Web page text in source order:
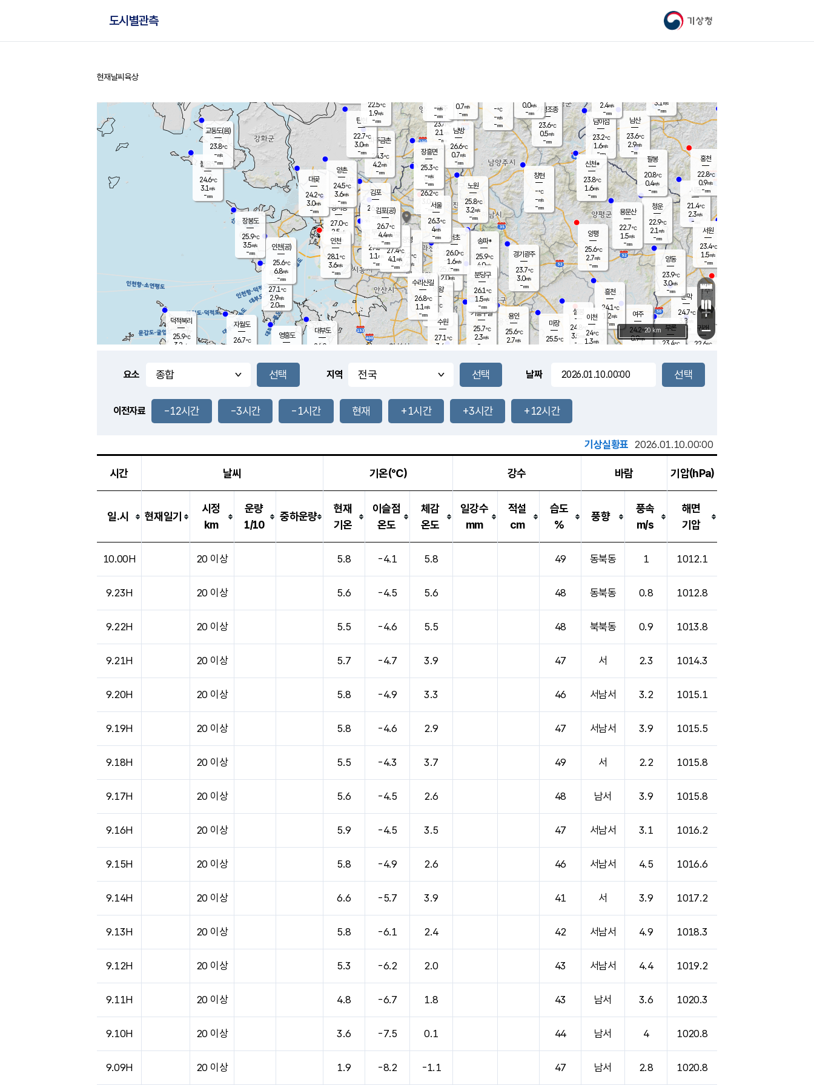
기상청
도시별관측
홈
현재날씨 육상
풍도
3.6m/s
0.5
문막
24.7℃
3.8
mm
남이섬
23.2℃
1.6m/s
-mm
무의도
27.1℃
2.9m/s
2.0mm
영흥도
볼음도
24.6℃
3.1 m/s
-mm
자월도
26.7℃
양주
23.4℃
2.1
-mm
부론
23.4℃
과천
25.6℃
2.0m/s
- mm
남산
23.6℃
2.9m/s
-mm
장봉도
25.9℃
3.5m/s
-mm
9.0mm
청운
22.9℃
2.1 m/s
-mm
팔봉
20.8℃
0.4m/s
-mm
-mm
용인
25.6℃
2.7m/s
여주
24.2℃
0.9m/s
양동
23.9℃
3.0m/s
-mm
경기광주
23.7℃
3.0m/s
-mm
장호원
2.4m/s
-mm
25.2
℃
대부도
26.0
-
경서동
27.0℃
2.5 m/s
-mm
파주금촌
24.3℃
4.2m/s
-mm
가평조종
23.6℃
0.5m/s
-mm
-℃
-m/s
-mm
대곶
24.2℃
3.0m/s
-mm
신천*
23.8℃
1.6m/s
-mm
창현
-℃
-m/s
-mm
탄현
22.7℃
3.0m/s
-mm
0.0m/s
-mm
25.7℃
0.7m/s
-mm
흥천
24.1℃
1.2m/s
-mm
마장
25.5℃
의왕
- ℃
m/s
mm
김포
26.4℃
-m/s
mm
설봉
24.8
3.5
- mm
광명
27.2 ℃
2.4 m/s
-mm
부천
27.5℃
1.1 m/s
-mm
-mm
양촌
24.5℃
3.6m/s
-mm
구로
27.4℃
4.1 m/s
-mm
은평
26.2℃
3.0 m/s
- mm
노원
25.8℃
3.2m/s
-mm
송파*
25.9℃
4.0m/s
-mm
서초
26.0℃
1.6m/s
-mm
남방
26.6℃
0.7m/s
-mm
기흥구갈
25.7℃
2.3m/s
-
수리산길
26.8℃
1.1 m/s
-mm
분당구
26.1℃
1.5m/s
-mm
장흥면
25.3℃
-m/s
-mm
-m/s
-mm
시동
21.4℃
2.3m/s
- mm
귀래
22.6℃
서원
23.4℃
1.5m/s
-mm
용문산
22.7℃
1.5m/s
-mm
덕적북리
25.9℃
3.2 m/s
인천(공)
25.6℃
6.8m/s
-mm
김포(공)
26.7℃
4.4m/s
-mm
교동도(음)
23.8℃
-m/s
-mm
홍천
22.8℃
0.9m/s
-mm
이천
24℃
1.3m/s
양평
25.6℃
2.7m/s
-mm
수원
27.1℃
3.4 m/s
인천
28.1℃
3.6m/s
-mm
서울
26.3℃
4m/s
-mm
3.1 m/s
-mm
22.5℃
1.9m/s
-mm
0.7m/s
-mm
+
−
20 km
요소 지역 날짜
이전자료 -12시간 -3시간 -1시간 현재 +1시간 +3시간 +12시간
기상실황표 2026.01.10.00:00
시간 날씨 기온(℃) 강수 바람 기압(hPa)
일.시 현재일기
시정
km
운량
1/10
중하운량
현재
기온
이슬점
온도
체감
온도
일강수
mm
적설
cm
습도
%
풍향
풍속
m/s
해면
기압
10.00H 20 이상 5.8 -4.1 5.8 49 동북동 1 1012.1
9.23H 20 이상 5.6 -4.5 5.6 48 동북동 0.8 1012.8
9.22H 20 이상 5.5 -4.6 5.5 48 북북동 0.9 1013.8
9.21H 20 이상 5.7 -4.7 3.9 47 서 2.3 1014.3
9.20H 20 이상 5.8 -4.9 3.3 46 서남서 3.2 1015.1
9.19H 20 이상 5.8 -4.6 2.9 47 서남서 3.9 1015.5
9.18H 20 이상 5.5 -4.3 3.7 49 서 2.2 1015.8
9.17H 20 이상 5.6 -4.5 2.6 48 남서 3.9 1015.8
9.16H 20 이상 5.9 -4.5 3.5 47 서남서 3.1 1016.2
9.15H 20 이상 5.8 -4.9 2.6 46 서남서 4.5 1016.6
9.14H 20 이상 6.6 -5.7 3.9 41 서 3.9 1017.2
9.13H 20 이상 5.8 -6.1 2.4 42 서남서 4.9 1018.3
9.12H 20 이상 5.3 -6.2 2.0 43 서남서 4.4 1019.2
9.11H 20 이상 4.8 -6.7 1.8 43 남서 3.6 1020.3
9.10H 20 이상 3.6 -7.5 0.1 44 남서 4 1020.8
9.09H 20 이상 1.9 -8.2 -1.1 47 남서 2.8 1020.8